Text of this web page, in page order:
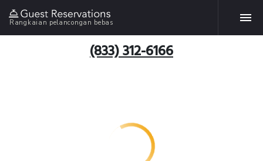
Rangkaian pelancongan bebas
(833) 312-6166